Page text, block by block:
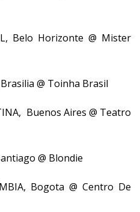
Belo Horizonte @ Mister
@ Toinha Brasil
Buenos Aires @ Teatro
@ Blondie
Bogota @ Centro De